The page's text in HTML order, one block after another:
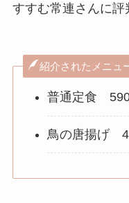
すすむ常連さんに評
紹介されたメニュ
普通定食
鳥の唐揚げ